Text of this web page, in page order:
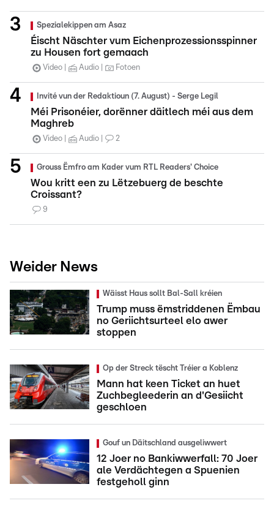
Spezialekippen am Asaz
Éischt Näschter vum Eichenprozessionsspinner
zu Housen fort gemaach
Video Audio Fotoen
Invité vun der Redaktioun (7. August) - Serge Legil
Méi Prisonéier, dorënner däitlech méi aus dem
Maghreb
Video Audio 2
Grouss Ëmfro am Kader vum RTL Readers' Choice
Wou kritt een zu Lëtzebuerg de beschte
Croissant?
9
Weider News
Wäisst Haus sollt Bal-Sall kréien
Trump muss ëmstriddenen Ëmbau
no Geriichtsurteel elo awer
stoppen
Op der Streck tëscht Tréier a Koblenz
Mann hat keen Ticket an huet
Zuchbegleederin an d'Gesiicht
geschloen
Gouf un Däitschland ausgeliwwert
12 Joer no Bankiwwerfall: 70 Joer
ale Verdächtegen a Spuenien
festgeholl ginn